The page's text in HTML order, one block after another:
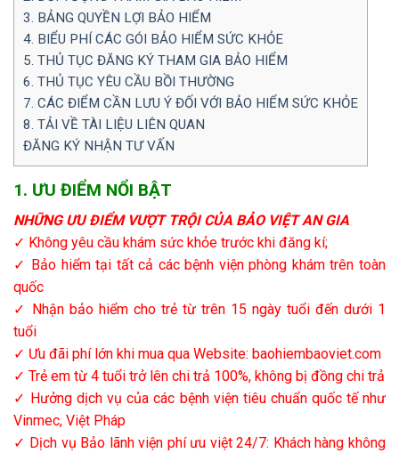
3. BẢNG QUYỀN LỢI BẢO HIỂM
4. BIỂU PHÍ CÁC GÓI BẢO HIỂM SỨC KHỎE
5. THỦ TỤC ĐĂNG KÝ THAM GIA BẢO HIỂM
6. THỦ TỤC YÊU CẦU BỒI THƯỜNG
7. CÁC ĐIỂM CẦN LƯU Ý ĐỐI VỚI BẢO HIỂM SỨC KHỎE
8. TẢI VỀ TÀI LIỆU LIÊN QUAN
ĐĂNG KÝ NHẬN TƯ VẤN
1. ƯU ĐIỂM NỔI BẬT
NHỮNG ƯU ĐIỂM VƯỢT TRỘI CỦA BẢO VIỆT AN GIA
✓ Không yêu cầu khám sức khỏe trước khi đăng kí;
✓ Bảo hiểm tại tất cả các bệnh viện phòng khám trên toàn
quốc
✓ Nhận bảo hiểm cho trẻ từ trên 15 ngày tuổi đến dưới 1
tuổi
✓ Ưu đãi phí lớn khi mua qua Website: baohiembaoviet.com
✓ Trẻ em từ 4 tuổi trở lên chi trả 100%, không bị đồng chi trả
✓ Hưởng dịch vụ của các bệnh viện tiêu chuẩn quốc tế như
Vinmec, Việt Pháp
✓ Dịch vụ Bảo lãnh viện phí ưu việt 24/7: Khách hàng không